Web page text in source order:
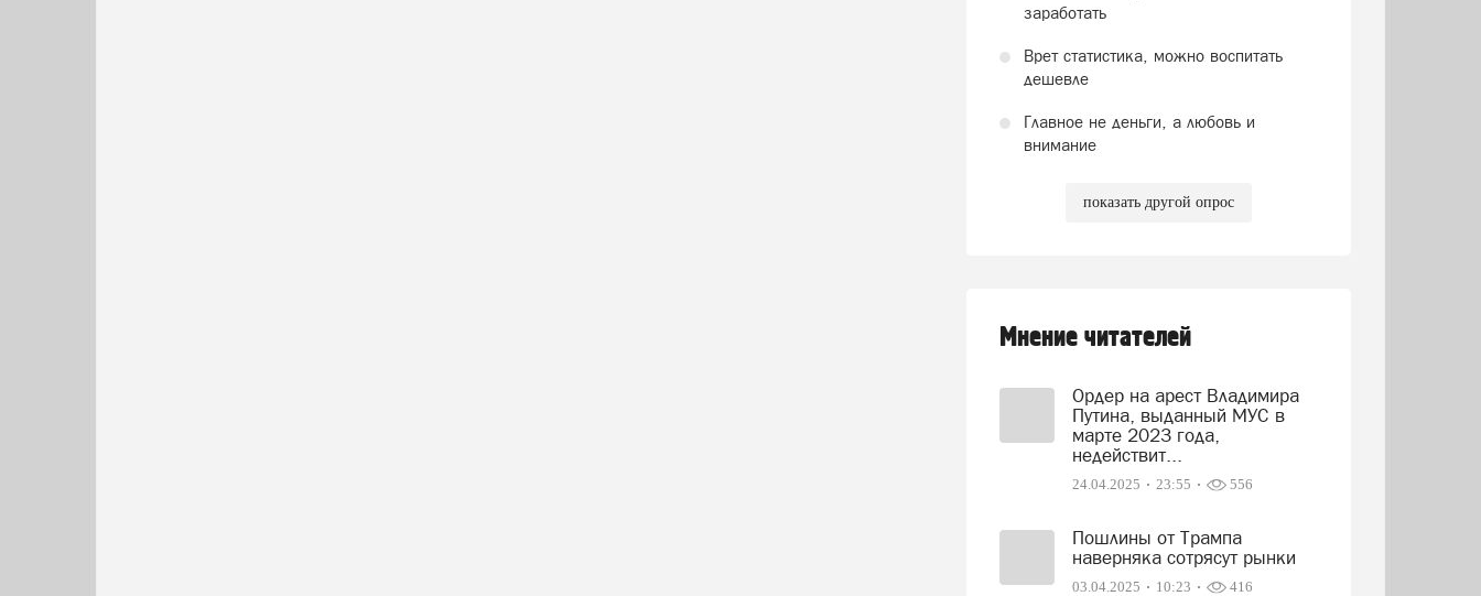
заработать
Врет статистика, можно воспитать
дешевле
Главное не деньги, а любовь и
внимание
показать другой опрос
Мнение читателей
Ордер на арест Владимира
Путина, выданный МУС в
марте 2023 года,
недействит...
24.04.2025 23:55 556
Пошлины от Трампа
наверняка сотрясут рынки
03.04.2025 10:23 416